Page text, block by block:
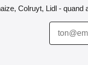
Colruyt, Lidl -